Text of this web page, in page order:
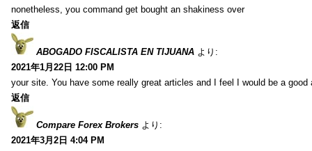
nonetheless, you command get bought an shakiness over
返信
ABOGADO FISCALISTA EN TIJUANA より:
2021年1月22日 12:00 PM
your site. You have some really great articles and I feel I would be a good
返信
Compare Forex Brokers より:
2021年3月2日 4:04 PM